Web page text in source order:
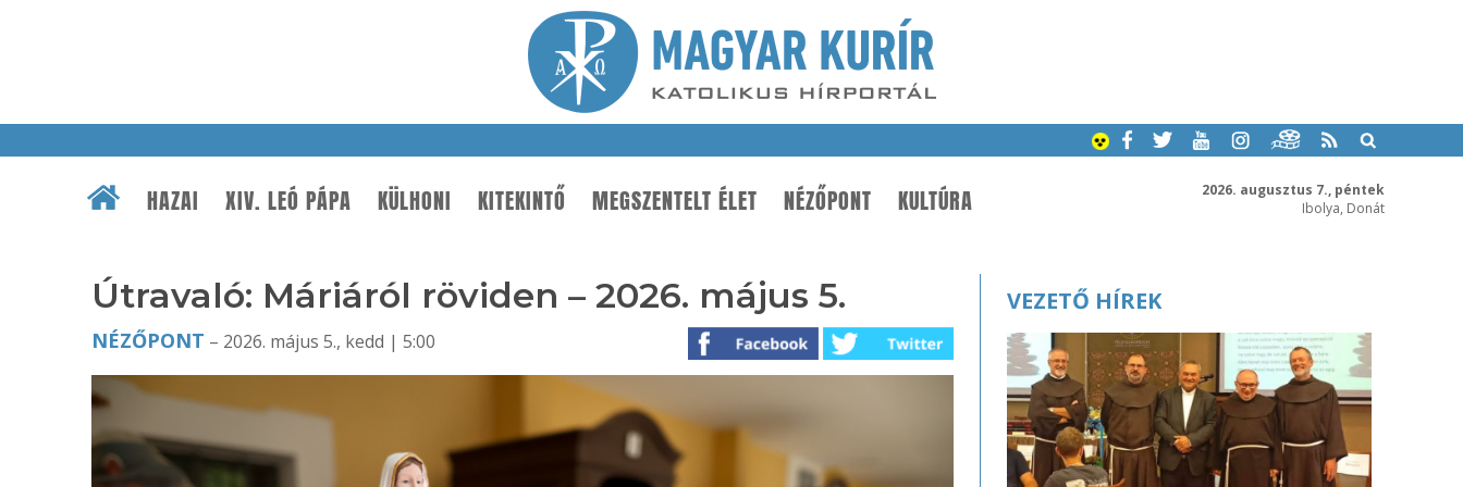
2026. augusztus 7., péntek
Ibolya, Donát
HAZAI XIV. LEÓ PÁPA KÜLHONI KITEKINTŐ MEGSZENTELT ÉLET NÉZŐPONT KULTÚRA
Útravaló: Máriáról röviden – 2026. május 5.
NÉZŐPONT – 2026. május 5., kedd | 5:00
VEZETŐ HÍREK